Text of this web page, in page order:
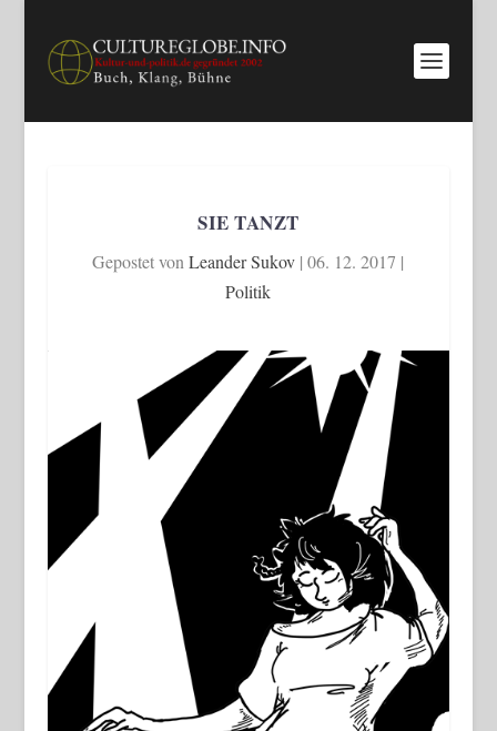
SIE TANZT
Gepostet vonLeander Sukov |06. 12. 2017 |
Politik